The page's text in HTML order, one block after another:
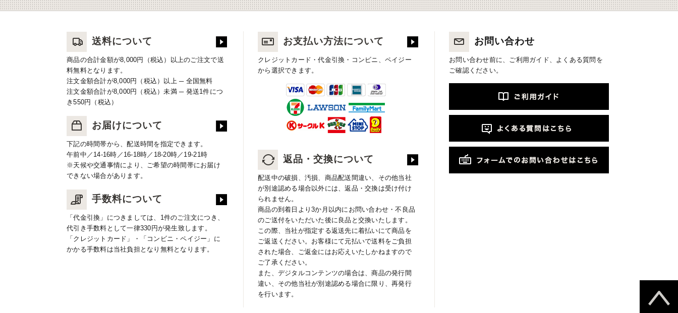
送料について
商品の合計金額が8,000円（税込）以上のご注文で送
料無料となります。
注文金額合計が8,000円（税込）以上 ─ 全国無料
注文金額合計が8,000円（税込）未満 ─ 発送1件につ
き550円（税込）
お届けについて
下記の時間帯から、配送時間を指定できます。
午前中／14-16時／16-18時／18-20時／19-21時
※天候や交通事情により、ご希望の時間帯にお届け
できない場合があります。
手数料について
「代金引換」につきましては、1件のご注文につき、
代引き手数料として一律330円が発生致します。
「クレジットカード」・「コンビニ・ペイジー」に
かかる手数料は当社負担となり無料となります。
お支払い方法について
クレジットカード・代金引換・コンビニ、ペイジー
から選択できます。
返品・交換について
配送中の破損、汚損、商品配送間違い、その他当社
が別途認める場合以外には、返品・交換は受け付け
られません。
商品の到着日より3か月以内にお問い合わせ・不良品
のご送付をいただいた後に良品と交換いたします。
この際、当社が指定する返送先に着払いにて商品を
ご返送ください。お客様にて元払いで送料をご負担
された場合、ご返金にはお応えいたしかねますので
ご了承ください。
また、デジタルコンテンツの場合は、商品の発行間
違い、その他当社が別途認める場合に限り、再発行
を行います。
お問い合わせ
お問い合わせ前に、ご利用ガイド、よくある質問を
ご確認ください。